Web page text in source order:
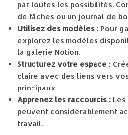
par toutes les possibilités.
de tâches ou un journal de
Utilisez des modèles : Pour
explorez les modèles
la galerie Notion.
Structurez votre espace :
claire avec des liens vers
principaux.
Apprenez les raccourcis :
peuvent considérablement
travail.